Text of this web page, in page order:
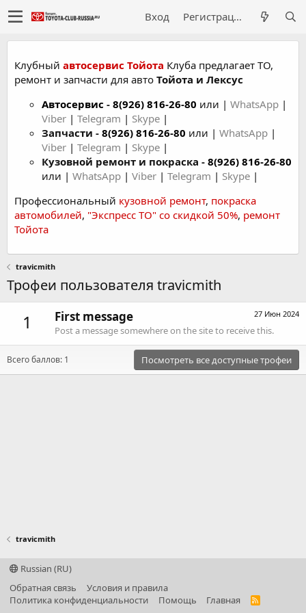
Вход Регистрация
Клубный автосервис Тойота Клуба предлагает ТО,
ремонт и запчасти для авто Тойота и Лексус
Автосервис - 8(926) 816-26-80 или | WhatsApp |
Viber | Telegram | Skype |
Запчасти - 8(926) 816-26-80 или | WhatsApp |
Viber | Telegram | Skype |
Кузовной ремонт и покраска - 8(926) 816-26-80
или | WhatsApp | Viber | Telegram | Skype |
Профессиональный кузовной ремонт, покраска
автомобилей, "Экспресс ТО" со скидкой 50%, ремонт
Тойота
travicmith
Трофеи пользователя travicmith
1 27 Июн 2024
First message
Post a message somewhere on the site to receive this.
Всего баллов: 1 Посмотреть все доступные трофеи
travicmith
Russian (RU)
Обратная связь
Условия и правила
Политика конфиденциальности
Помощь Главная
R